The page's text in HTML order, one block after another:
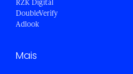
DoubleVerify
Adlook
Mais